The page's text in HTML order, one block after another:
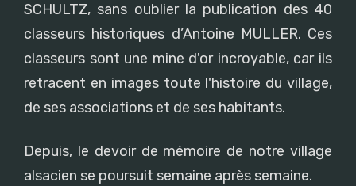
SCHULTZ, sans oublier la publication des 40
classeurs historiques d’Antoine MULLER. Ces
classeurs sont une mine d'or incroyable, car ils
retracent en images toute l'histoire du village,
de ses associations et de ses habitants.
Depuis, le devoir de mémoire de notre village
alsacien se poursuit semaine après semaine.